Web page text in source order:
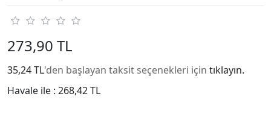
273,90 TL
35,24 TL'den başlayan taksit seçenekleri için tıklayın.
Havale ile : 268,42 TL